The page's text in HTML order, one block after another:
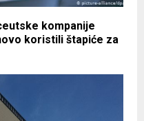
kompanije
koristili štapiće za